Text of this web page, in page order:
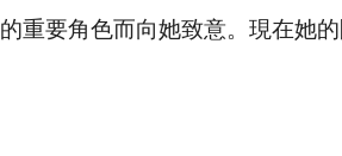
重要角色而向她致意。現在她的